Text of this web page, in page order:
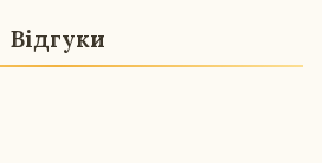
Відгуки